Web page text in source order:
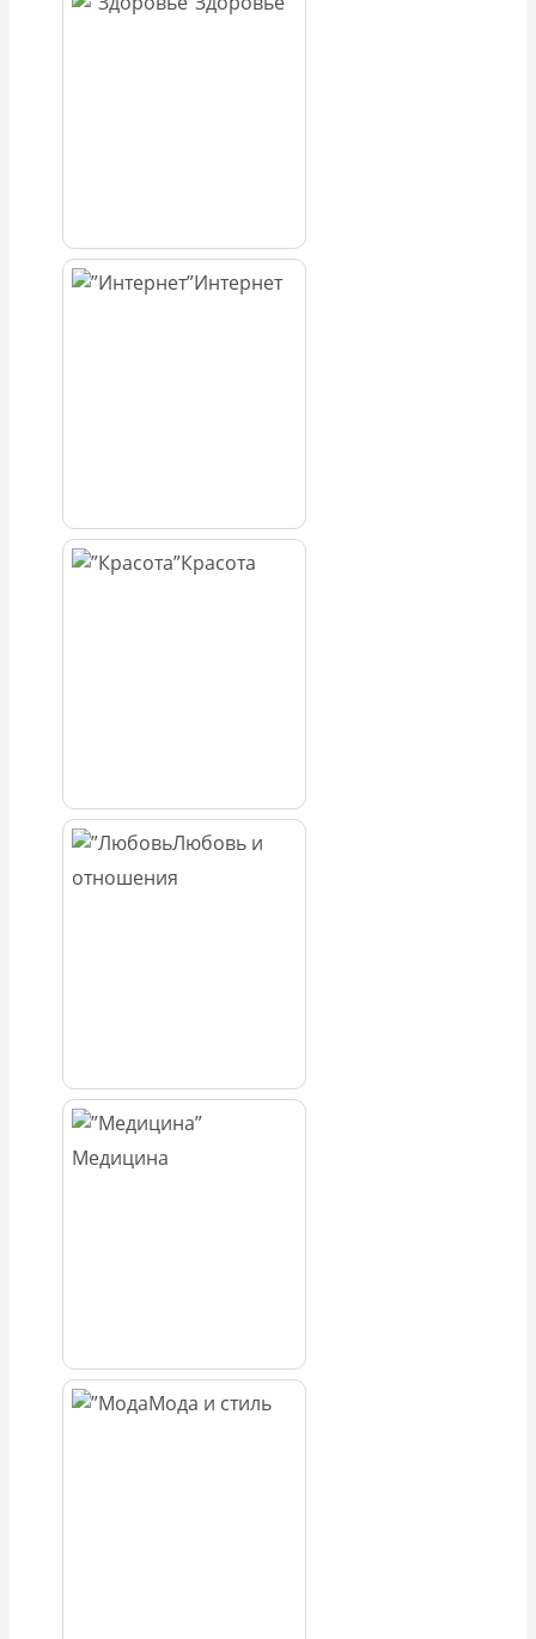
Интернет
Красота
Любовь и
отношения
Медицина
Мода и стиль